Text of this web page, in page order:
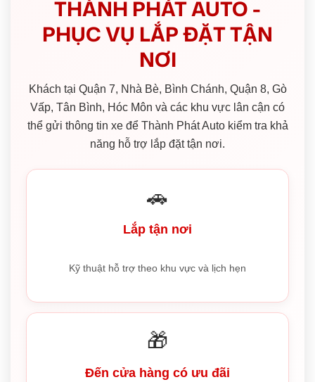
THÀNH PHÁT AUTO -
PHỤC VỤ LẮP ĐẶT TẬN
NƠI
Khách tại Quận 7, Nhà Bè, Bình Chánh, Quận 8, Gò
Vấp, Tân Bình, Hóc Môn và các khu vực lân cận có
thể gửi thông tin xe để Thành Phát Auto kiểm tra khả
năng hỗ trợ lắp đặt tận nơi.
🚗
Lắp tận nơi
Kỹ thuật hỗ trợ theo khu vực và lịch hẹn
🎁
Đến cửa hàng có ưu đãi